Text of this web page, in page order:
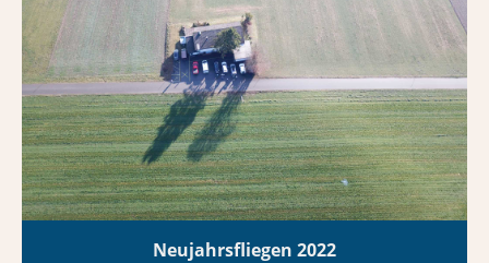
Neujahrsfliegen 2022